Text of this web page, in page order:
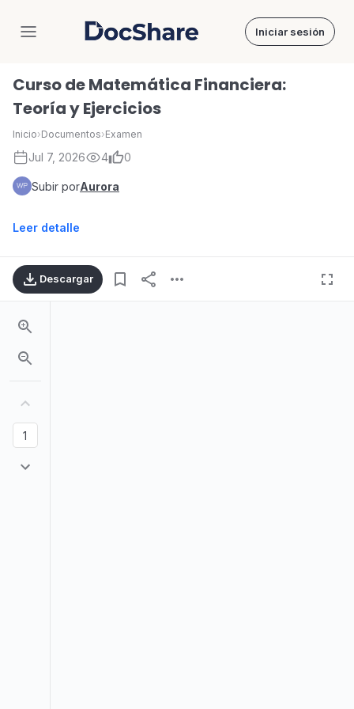
DocShare Iniciar sesión
Curso de Matemática Financiera:
Teoría y Ejercicios
Inicio›Documentos›Examen
Jul 7, 2026 4 0
Subir porAurora
Leer detalle
Descargar